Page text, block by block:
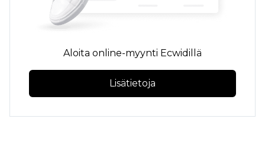
Aloita online-myynti Ecwidillä
Lisätietoja